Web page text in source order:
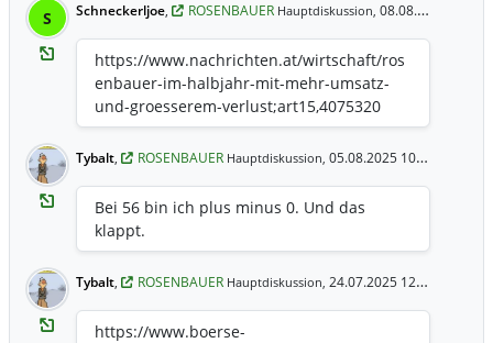
S Schneckerljoe, ROSENBAUER Hauptdiskussion, 08.08.2025 12:46 Uhr
https://www.nachrichten.at/wirtschaft/ros
enbauer-im-halbjahr-mit-mehr-umsatz-
und-groesserem-verlust;art15,4075320
Tybalt, ROSENBAUER Hauptdiskussion, 05.08.2025 10:44 Uhr
Bei 56 bin ich plus minus 0. Und das
klappt.
Tybalt, ROSENBAUER Hauptdiskussion, 24.07.2025 12:39 Uhr
https://www.boerse-